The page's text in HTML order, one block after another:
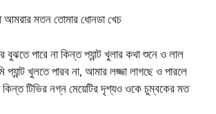
আমরার মতন তোমার ধোনডা খেচ
পারে না কিন্ত প্যান্ট খুলার কথা শুনে ও লাল
খুলতে পারব না, আমার লজ্জা লাগছে ও পারলে
টিভির নগ্ন মেয়েটির দৃশ্যও ওকে চুম্বকের মত